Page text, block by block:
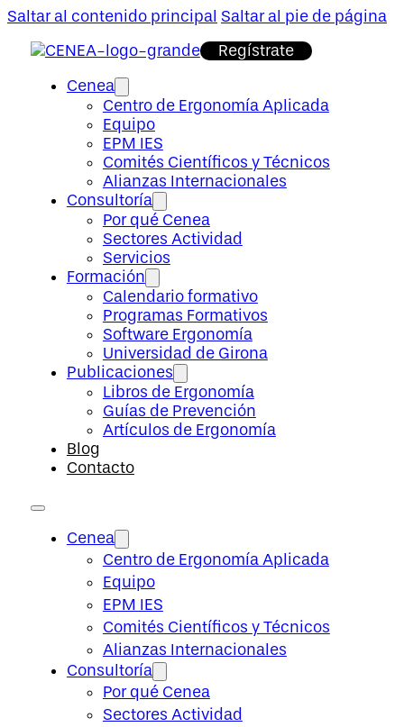
Saltar al contenido principal Saltar al pie de página
Regístrate
Cenea
Centro de Ergonomía Aplicada
Equipo
EPM IES
Comités Científicos y Técnicos
Alianzas Internacionales
Consultoría
Por qué Cenea
Sectores Actividad
Servicios
Formación
Calendario formativo
Programas Formativos
Software Ergonomía
Universidad de Girona
Publicaciones
Libros de Ergonomía
Guías de Prevención
Artículos de Ergonomía
Blog
Contacto
Cenea
Centro de Ergonomía Aplicada
Equipo
EPM IES
Comités Científicos y Técnicos
Alianzas Internacionales
Consultoría
Por qué Cenea
Sectores Actividad